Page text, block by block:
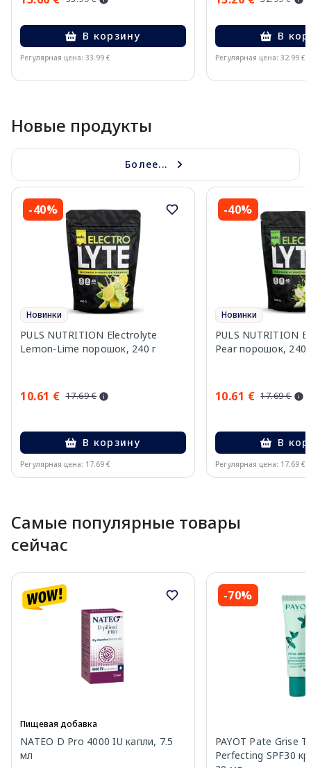
В корзину
Регулярная цена: 33.99 €
В
Регулярная цена: 32.99 €
Новые продукты
Более...
-40%
Новинки
PULS NUTRITION Electrolyte
Lemon-Lime порошок, 240 г
10.61 € 17.69 €
В корзину
Регулярная цена: 17.69 €
-40%
Новинки
PULS NUTRITION
Pear порошок, 240
10.61 € 17.69 €
В
Регулярная цена: 17.69 €
Самые популярные товары
сейчас
Пищевая добавка
NATEO D Pro 4000 IU капли, 7.5
мл
-70%
PAYOT Pate Grise
Perfecting SPF30